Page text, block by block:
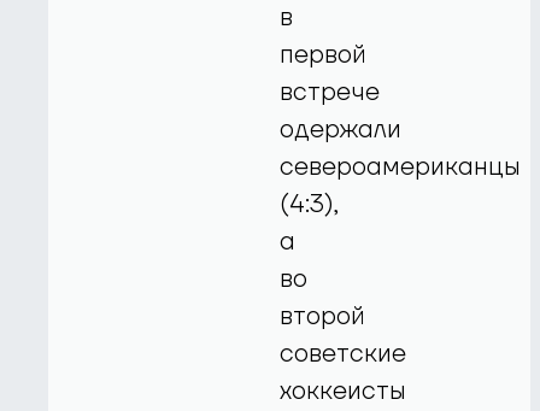
в
первой
встрече
одержали
североамериканцы
(4:3),
а
во
второй
советские
хоккеисты